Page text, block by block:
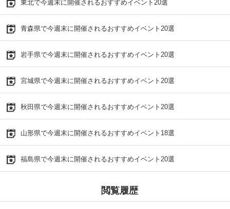
東北で今週末に開催されるおすすめイベント20選
青森県で今週末に開催されるおすすめイベント20選
岩手県で今週末に開催されるおすすめイベント20選
宮城県で今週末に開催されるおすすめイベント20選
秋田県で今週末に開催されるおすすめイベント20選
山形県で今週末に開催されるおすすめイベント18選
福島県で今週末に開催されるおすすめイベント20選
閲覧履歴